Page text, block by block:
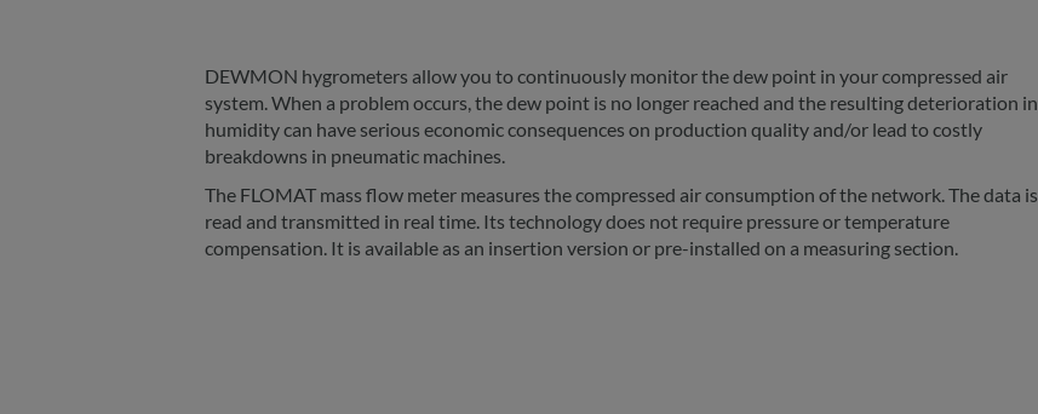
DEWMON hygrometers allow you to continuously monitor the dew point in your compressed air
system. When a problem occurs, the dew point is no longer reached and the resulting deterioration in
humidity can have serious economic consequences on production quality and/or lead to costly
breakdowns in pneumatic machines.
The FLOMAT mass flow meter measures the compressed air consumption of the network. The data is
read and transmitted in real time. Its technology does not require pressure or temperature
compensation. It is available as an insertion version or pre-installed on a measuring section.